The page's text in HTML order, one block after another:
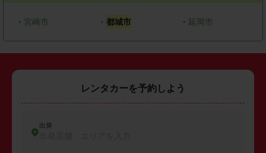
・ 宮崎市 ・ 都城市 ・ 延岡市
レンタカーを予約しよう
出発